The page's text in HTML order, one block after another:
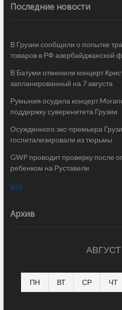
Последние новости
В Грузии сообщили о попытке
товаров в РФ азербайджанской
В Батуми отменили концерт
запланированный на 7 августа
Румыния осудила концерт
поддержку суверенитета Грузии
Осужденного экс-премьера
госпитализировали из тюрьмы
GWP проводит проверку после
ребенком на Руставели
RSS
Архив
АВГУСТ
ПН ВТ СР ЧТ